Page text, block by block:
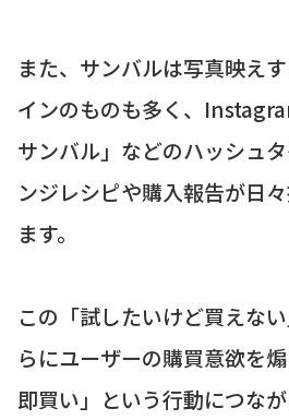
また、サンバルは写真映え
インのものも多く、
サンバル」などのハッシュ
ンジレシピや購入報告が日
ます。
この「試したいけど買えな
らにユーザーの購買意欲を
即買い」という行動につな